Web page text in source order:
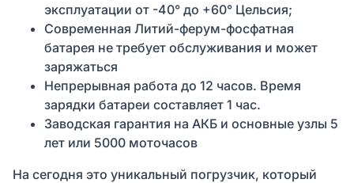
эксплуатации от -40° до +60° Цельсия;
Современная Литий-ферум-фосфатная
батарея не требует обслуживания и может
заряжаться
Непрерывная работа до 12 часов. Время
зарядки батареи составляет 1 час.
Заводская гарантия на АКБ и основные узлы 5
лет или 5000 моточасов
На сегодня это уникальный погрузчик, который